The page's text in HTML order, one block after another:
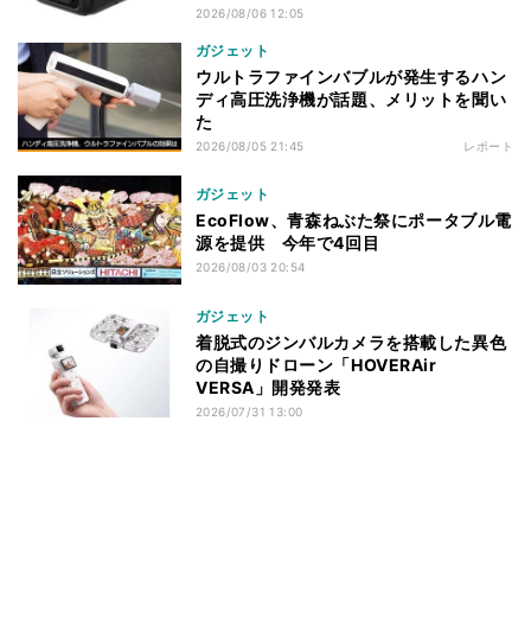
2026/08/06 12:05
ガジェット
ウルトラファインバブルが発生するハン
ディ高圧洗浄機が話題、メリットを聞い
た
2026/08/05 21:45 レポート
ガジェット
EcoFlow、青森ねぶた祭にポータブル電
源を提供 今年で4回目
2026/08/03 20:54
ガジェット
着脱式のジンバルカメラを搭載した異色
の自撮りドローン「HOVERAir
VERSA」開発発表
2026/07/31 13:00